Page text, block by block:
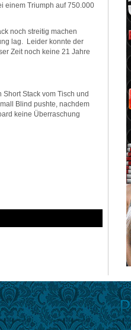
einem Triumph auf 750.000
noch streitig machen
lag. Leider konnte der
Zeit noch keine 21 Jahre
Stack vom Tisch und
Blind pushte, nachdem
keine Überraschung